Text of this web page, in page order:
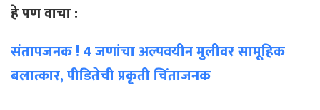
हे पण वाचा :
संतापजनक ! 4 जणांचा अल्पवयीन मुलीवर सामूहिक
बलात्कार, पीडितेची प्रकृती चिंताजनक